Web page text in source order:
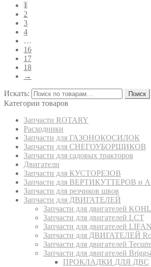
1
2
3
4
…
16
17
18
→
Искать: Поиск
Категории товаров
Запчасти ROTARY
Расходники
Запчасти для ГАЗОНОКОСИЛОК
Запчасти для СНЕГОУБОРЩИКОВ
Запчасти для садовых тракторов
Двигатели
Запчасти для КУСТОРЕЗОВ
Запчасти для ВЕРТИКУТТЕРОВ и
Запчасти для резчиков швов
Запчасти для ДВИГАТЕЛЕЙ
Запчасти для двигателей
Запчасти для двигателей LCT
Запчасти для двигателей LIFAN
Запчасти для ДВИГАТЕЛЕЙ
Запчасти для двигателей
Запчасти для двигателей
ПРОКЛАДКИ ДЛЯ ДВС